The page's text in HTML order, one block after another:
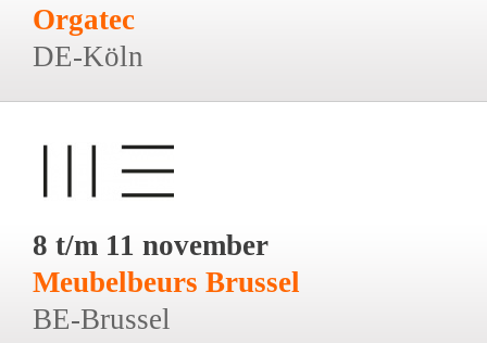
Orgatec
DE-Köln
8 t/m 11 november
Meubelbeurs Brussel
BE-Brussel